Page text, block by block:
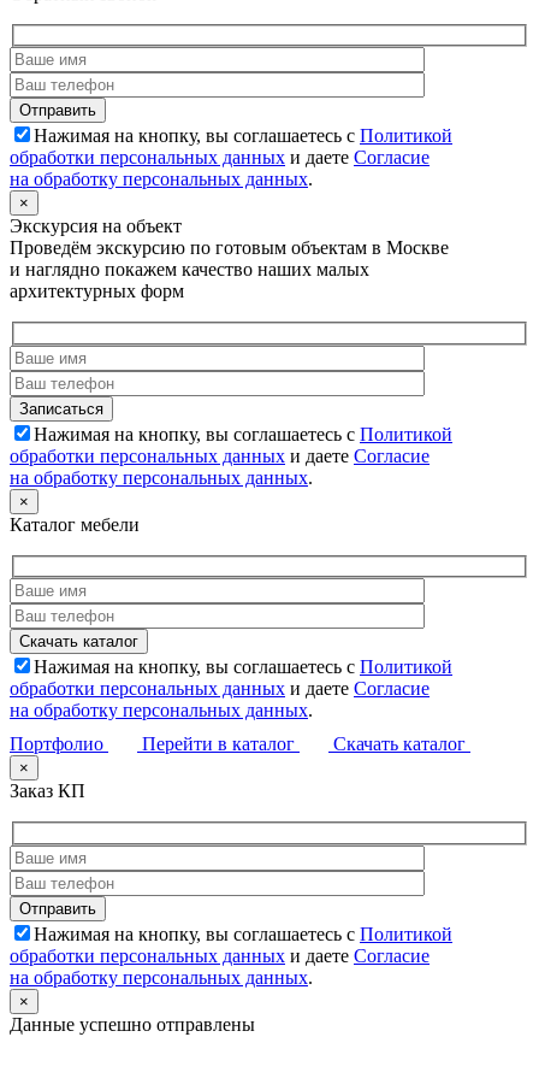
Нажимая на кнопку, вы соглашаетесь с Политикой
обработки персональных данных и даете Согласие
на обработку персональных данных.
×
Экскурсия на объект
Проведём экскурсию по готовым объектам в Москве
и наглядно покажем качество наших малых
архитектурных форм
Нажимая на кнопку, вы соглашаетесь с Политикой
обработки персональных данных и даете Согласие
на обработку персональных данных.
×
Каталог мебели
Нажимая на кнопку, вы соглашаетесь с Политикой
обработки персональных данных и даете Согласие
на обработку персональных данных.
Портфолио
Перейти в каталог Скачать каталог
×
Заказ КП
Нажимая на кнопку, вы соглашаетесь с Политикой
обработки персональных данных и даете Согласие
на обработку персональных данных.
×
Данные успешно отправлены